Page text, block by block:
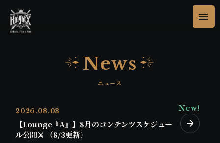
News
2026.08.03
【Lounge『A』】8月のコンテンツスケジュー
ル公開⚔️ （8/3更新）